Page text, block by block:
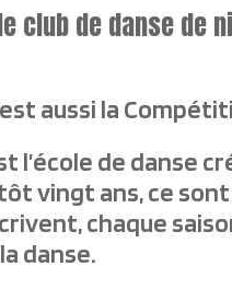
club de danse de
aussi la
l’école de danse
vingt ans, ce
chaque
danse.